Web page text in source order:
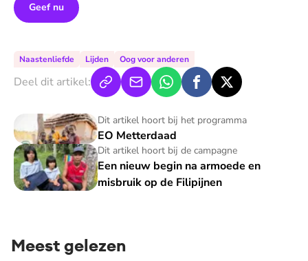
Geef nu
Naastenliefde Lijden Oog voor anderen
Deel dit artikel:
Dit artikel hoort bij het programma
EO Metterdaad
EO Metterdaad
Dit artikel hoort bij de campagne
Een nieuw begin na armoede en
misbruik op de Filipijnen
Een nieuw begin na armoede en misbruik op de Filipijnen
Meest gelezen